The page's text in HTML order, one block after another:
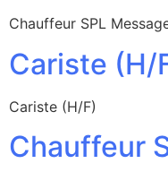
Chauffeur SPL
Cariste (H/
Cariste (H/F)
Chauffeur